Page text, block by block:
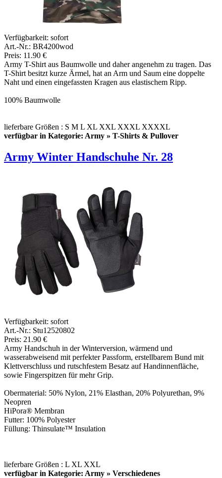
Verfügbarkeit: sofort
Art.-Nr.: BR4200wod
Preis: 11.90 €
Army T-Shirt aus Baumwolle und daher angenehm zu tragen. Das
T-Shirt besitzt kurze Ärmel, hat an Arm und Saum eine doppelte
Naht und einen eingefassten Kragen aus elastischem Ripp.
100% Baumwolle
lieferbare Größen : S M L XL XXL XXXL XXXXL
verfügbar in Kategorie: Army » T-Shirts & Pullover
Army Winter Handschuhe Nr. 28
Verfügbarkeit: sofort
Art.-Nr.: Stu12520802
Preis: 21.90 €
Army Handschuh in der Winterversion, wärmend und
wasserabweisend mit perfekter Passform, erstellbarem Bund mit
Klettverschluss und rutschfestem Besatz auf Handinnenfläche,
sowie Fingerspitzen für mehr Grip.
Obermaterial: 50% Nylon, 21% Elasthan, 20% Polyurethan, 9%
Neopren
HiPora® Membran
Futter: 100% Polyester
Füllung: Thinsulate™ Insulation
lieferbare Größen : L XL XXL
verfügbar in Kategorie: Army » Verschiedenes